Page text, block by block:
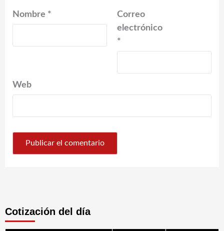
Nombre *
Correo
electrónico
*
Web
Cotización del día